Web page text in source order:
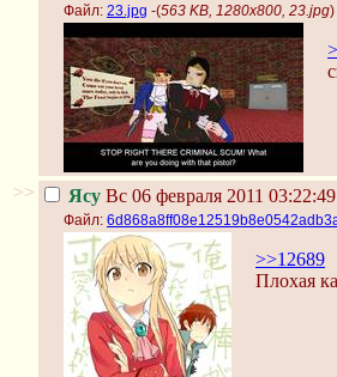
Файл: 23.jpg -(563 KB, 1280x800, 23.jpg)
>> Ясу Вс 06 февраля 2011 03:22:49
Файл:
>>12689
Плохая